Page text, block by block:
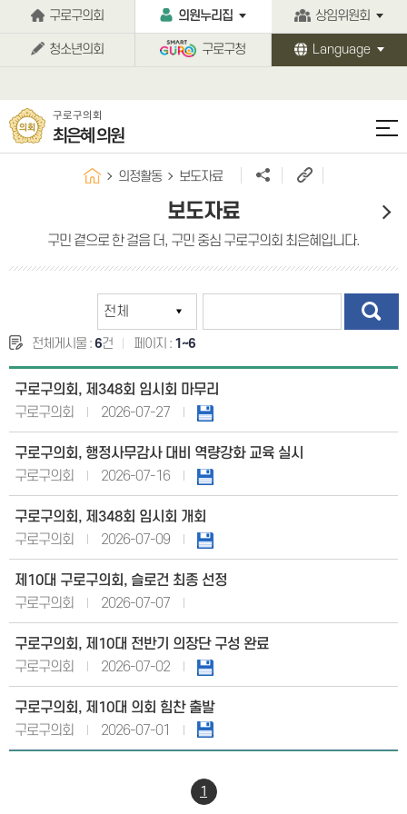
본문바로가기구로구의회 의원누리집 상임위원회
청소년의회 구로구청 Language
구로구의회
최은혜 의원
의정활동 보도자료
보도자료
구민 곁으로 한 걸음 더, 구민 중심 구로구의회 최은혜입니다.
전체게시물 :6건 페이지 : 1~6
구로구의회, 제348회 임시회 마무리
구로구의회
2026-07-27
구로구의회, 행정사무감사 대비 역량강화 교육 실시
구로구의회
2026-07-16
구로구의회, 제348회 임시회 개회
구로구의회
2026-07-09
제10대 구로구의회, 슬로건 최종 선정
구로구의회
2026-07-07
구로구의회, 제10대 전반기 의장단 구성 완료
구로구의회
2026-07-02
구로구의회, 제10대 의회 힘찬 출발
구로구의회
2026-07-01
1